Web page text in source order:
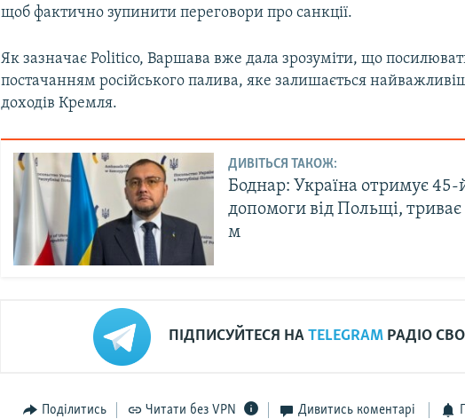
щоб фактично зупинити переговори про санкції.
Як зазначає Politico, Варшава вже дала зрозуміти, що
постачанням російського палива, яке залишається
доходів Кремля.
ДИВІТЬСЯ ТАКОЖ:
Боднар: Україна отримує 45-
допомоги від Польщі,
м
ПІДПИСУЙТЕСЯ НАTELEGRAM РАДІО
Поділитись Читати без VPN Дивитись коментарі